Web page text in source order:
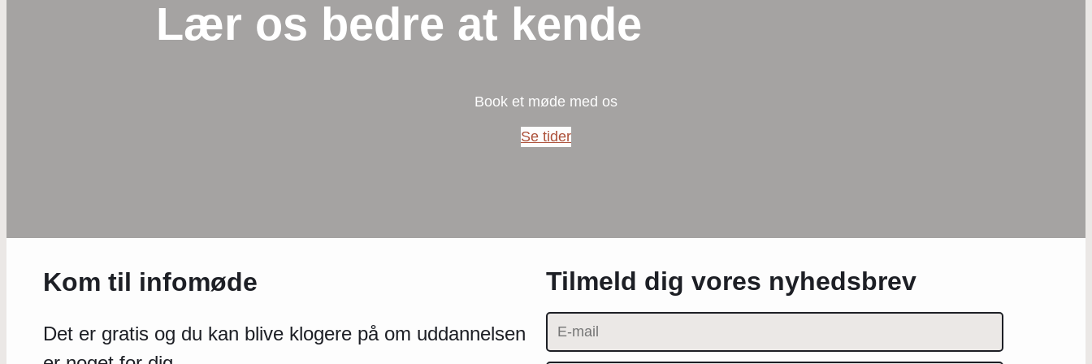
Lær os bedre at kende
Book et møde med os
Se tider
Kom til infomøde
Det er gratis og du kan blive klogere på om uddannelsen
Tilmeld dig vores nyhedsbrev